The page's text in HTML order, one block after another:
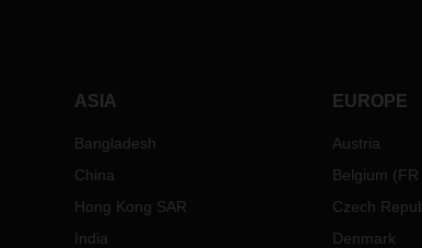
ASIA
Bangladesh
China
Hong Kong SAR
India
EUROPE
Austria
Belgium (FR
Czech
Denmark